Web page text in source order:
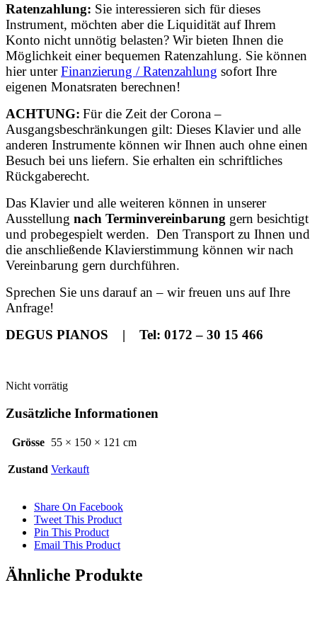
Ratenzahlung: Sie interessieren sich für dieses
Instrument, möchten aber die Liquidität auf Ihrem
Konto nicht unnötig belasten? Wir bieten Ihnen die
Möglichkeit einer bequemen Ratenzahlung. Sie können
hier unterFinanzierung / Ratenzahlung sofort Ihre
eigenen Monatsraten berechnen!
ACHTUNG: Für die Zeit der Corona –
Ausgangsbeschränkungen gilt: Dieses Klavier und alle
anderen Instrumente können wir Ihnen auch ohne einen
Besuch bei uns liefern. Sie erhalten ein schriftliches
Rückgaberecht.
Das Klavier und alle weiteren können in unserer
Ausstellung nach Terminvereinbarung gern besichtigt
und probegespielt werden. Den Transport zu Ihnen und
die anschließende Klavierstimmung können wir nach
Vereinbarung gern durchführen.
Sprechen Sie uns darauf an – wir freuen uns auf Ihre
Anfrage!
DEGUS PIANOS | Tel: 0172 – 30 15 466
Nicht vorrätig
Zusätzliche Informationen
Grösse 55 × 150 × 121 cm
Zustand Verkauft
Share On Facebook
Tweet This Product
Pin This Product
Email This Product
Ähnliche Produkte